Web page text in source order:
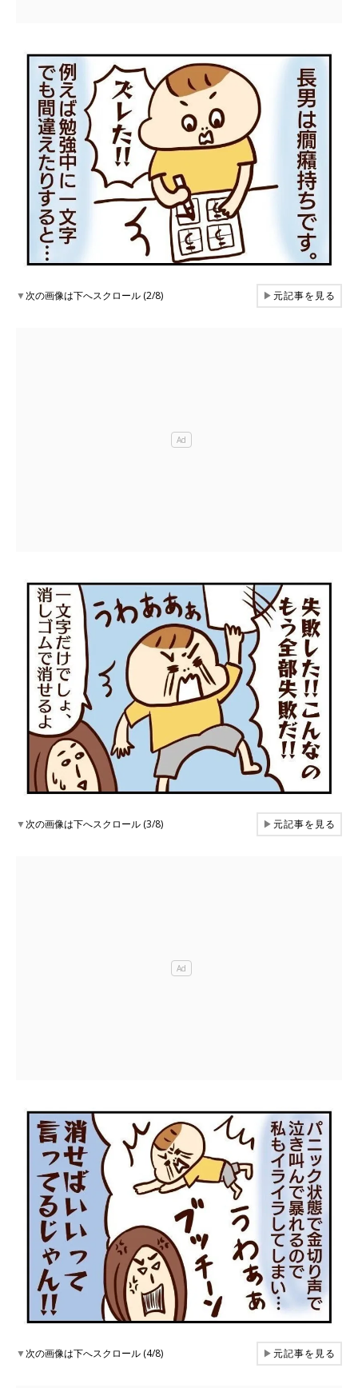
▼次の画像は下へスクロール (2/8) ▶元記事を見る
▼次の画像は下へスクロール (3/8) ▶元記事を見る
▼次の画像は下へスクロール (4/8) ▶元記事を見る